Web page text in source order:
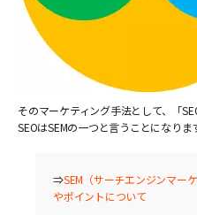
そのマーケティング手法として、「
SEOはSEMの一つと言うことになりま
⇒SEM（サーチエンジンマー
やポイントについて